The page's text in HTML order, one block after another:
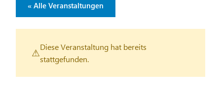
« Alle Veranstaltungen
Diese Veranstaltung hat bereits
stattgefunden.